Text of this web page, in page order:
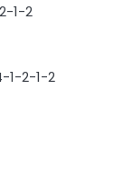
1-2
4-1-2-1-2